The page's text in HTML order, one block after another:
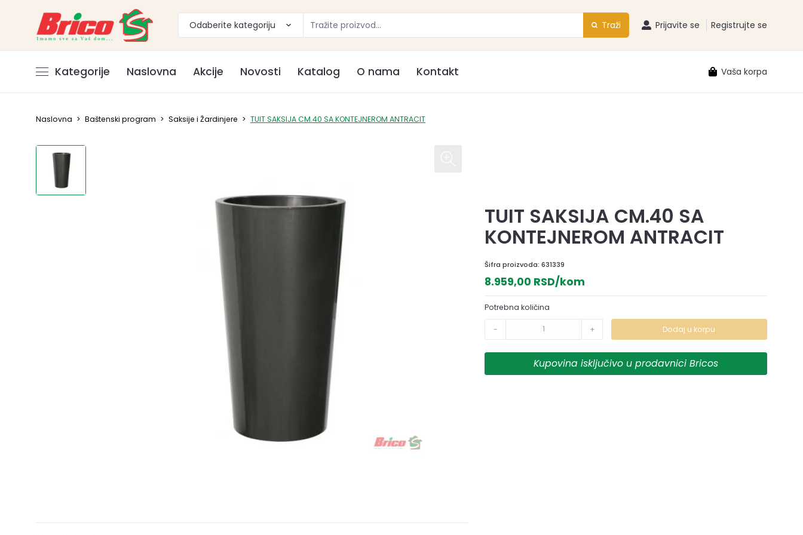
Odaberite kategoriju Traži Prijavite se Registrujte se
Kategorije Naslovna Akcije Novosti Katalog O nama Kontakt Vaša korpa
Naslovna > Baštenski program > Saksije i Žardinjere > TUIT SAKSIJA CM.40 SA KONTEJNEROM ANTRACIT
TUIT SAKSIJA CM.40 SA
KONTEJNEROM ANTRACIT
Šifra proizvoda:631339
8.959,00 RSD/kom
Potrebna količina
- + Dodaj u korpu
Kupovina isključivo u prodavnici Bricos